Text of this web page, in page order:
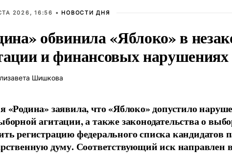
2026, 16:56 • НОВОСТИ ДНЯ
обвинила «Яблоко» в
и финансовых нарушениях
Шишкова
«Родина» заявила, что «Яблоко» допустило
агитации, а также законодательства о
регистрацию федерального списка кандидатов
думу. Соответствующий иск направлен